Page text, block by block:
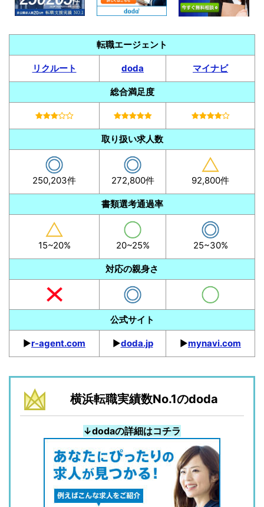
転職エージェント
リクルート doda マイナビ
総合満足度
取り扱い求人数
250,203件 272,800件 92,800件
書類選考通過率
15~20% 20~25% 25~30%
対応の親身さ
公式サイト
▶︎r-agent.com ▶︎doda.jp ▶︎mynavi.com
横浜転職実績数No.1のdoda
↓dodaの詳細はコチラ